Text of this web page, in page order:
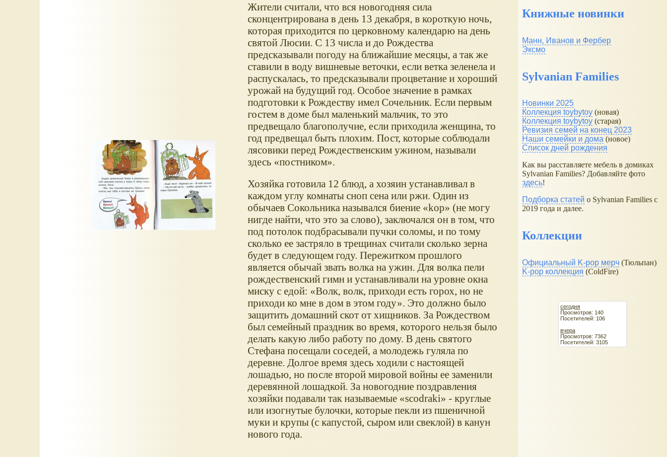
Жители считали, что вся новогодняя сила
сконцентрирована в день 13 декабря, в короткую ночь,
которая приходится по церковному календарю на день
святой Люсии. С 13 числа и до Рождества
предсказывали погоду на ближайшие месяцы, а так же
ставили в воду вишневые веточки, если ветка зеленела и
распускалась, то предсказывали процветание и хороший
урожай на будущий год. Особое значение в рамках
подготовки к Рождеству имел Сочельник. Если первым
гостем в доме был маленький мальчик, то это
предвещало благополучие, если приходила женщина, то
год предвещал быть плохим. Пост, которые соблюдали
лясовики перед Рождественским ужином, называли
здесь «постником».
Хозяйка готовила 12 блюд, а хозяин устанавливал в
каждом углу комнаты сноп сена или ржи. Один из
обычаев Сокольника назывался биение «kop» (не могу
нигде найти, что это за слово), заключался он в том, что
под потолок подбрасывали пучки соломы, и по тому
сколько ее застряло в трещинах считали сколько зерна
будет в следующем году. Пережитком прошлого
является обычай звать волка на ужин. Для волка пели
рождественский гимн и устанавливали на уровне окна
миску с едой: «Волк, волк, приходи есть горох, но не
приходи ко мне в дом в этом году». Это должно было
защитить домашний скот от хищников. За Рождеством
был семейный праздник во время, которого нельзя было
делать какую либо работу по дому. В день святого
Стефана посещали соседей, а молодежь гуляла по
деревне. Долгое время здесь ходили с настоящей
лошадью, но после второй мировой войны ее заменили
деревянной лошадкой. За новогодние поздравления
хозяйки подавали так называемые «scodraki» - круглые
или изогнутые булочки, которые пекли из пшеничной
муки и крупы (с капустой, сыром или свеклой) в канун
нового года.
Книжные новинки
Манн, Иванов и Фербер
Эксмо
Sylvanian Families
Новинки 2025
Коллекция toybytoy (новая)
Коллекция toybytoy (старая)
Ревизия семей на конец 2023
Наши семейки и дома (новое)
Список дней рождения
Как вы расставляете мебель в домиках
Sylvanian Families? Добавляйте фото
здесь!
Подборка статей о Sylvanian Families с
2019 года и далее.
Коллекции
Официальный K-pop мерч (Тюльпан)
K-pop коллекция (ColdFire)
сегодня
Просмотров: 140
Посетителей: 106
вчера
Просмотров: 7362
Посетителей: 3105